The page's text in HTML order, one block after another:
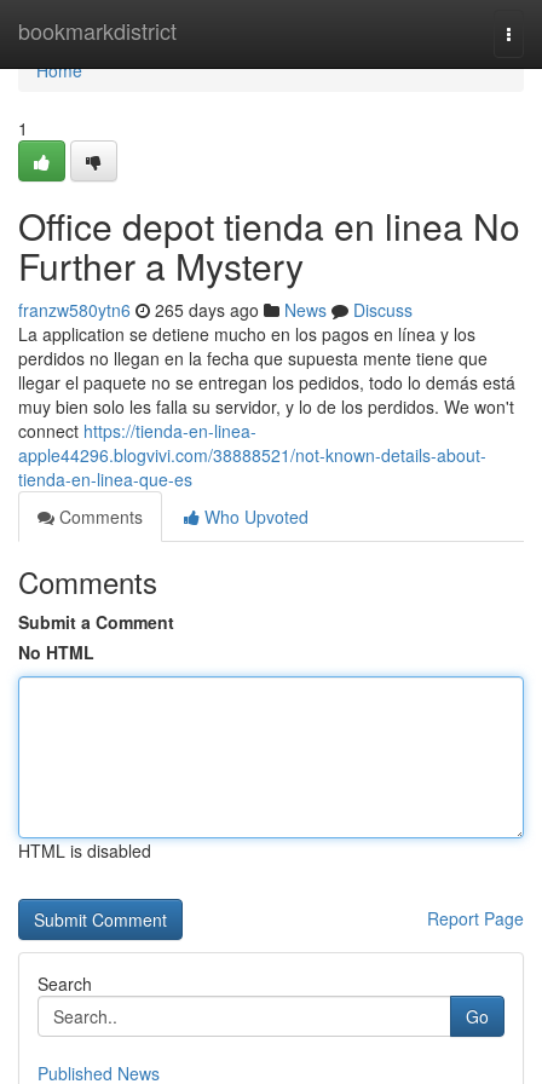
bookmarkdistrict
Home
Home
1
Office depot tienda en linea No
Further a Mystery
franzw580ytn6 265 days ago News
Discuss
La application se detiene mucho en los pagos en línea y los
perdidos no llegan en la fecha que supuesta mente tiene que
llegar el paquete no se entregan los pedidos, todo lo demás está
muy bien solo les falla su servidor, y lo de los perdidos. We won't
connect https://tienda-en-linea-
apple44296.blogvivi.com/38888521/not-known-details-about-
tienda-en-linea-que-es
Comments
Who Upvoted
Comments
Submit a Comment
No HTML
HTML is disabled
Report Page
Search
Go
Published News